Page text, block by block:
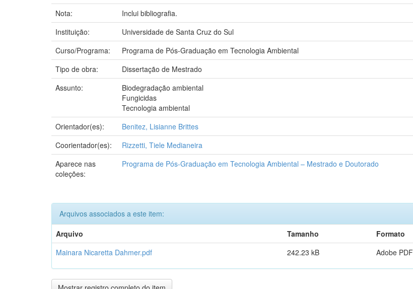
Nota:
Inclui bibliografia.
Instituição:
Universidade de Santa Cruz do Sul
Curso/Programa:
Programa de Pós-Graduação em Tecnologia Ambiental
Tipo de obra:
Dissertação de Mestrado
Assunto:
Biodegradação ambiental
Fungicidas
Tecnologia ambiental
Orientador(es):
Benitez, Lisianne Brittes
Coorientador(es):
Rizzetti, Tiele Medianeira
Aparece nas
coleções:
Programa de Pós-Graduação em Tecnologia Ambiental – Mestrado e Doutorado
Arquivos associados a este item:
Arquivo
Tamanho
Formato
Mainara Nicaretta Dahmer.pdf
242.23 kB Adobe PDF